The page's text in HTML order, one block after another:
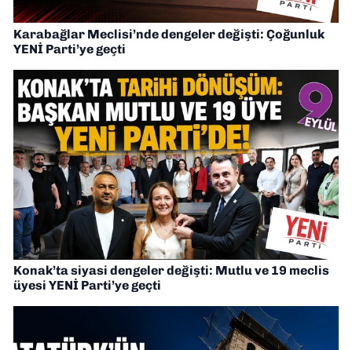
Karabağlar Meclisi’nde dengeler değişti: Çoğunluk
YENİ Parti’ye geçti
Konak’ta siyasi dengeler değişti: Mutlu ve 19 meclis
üyesi YENİ Parti’ye geçti